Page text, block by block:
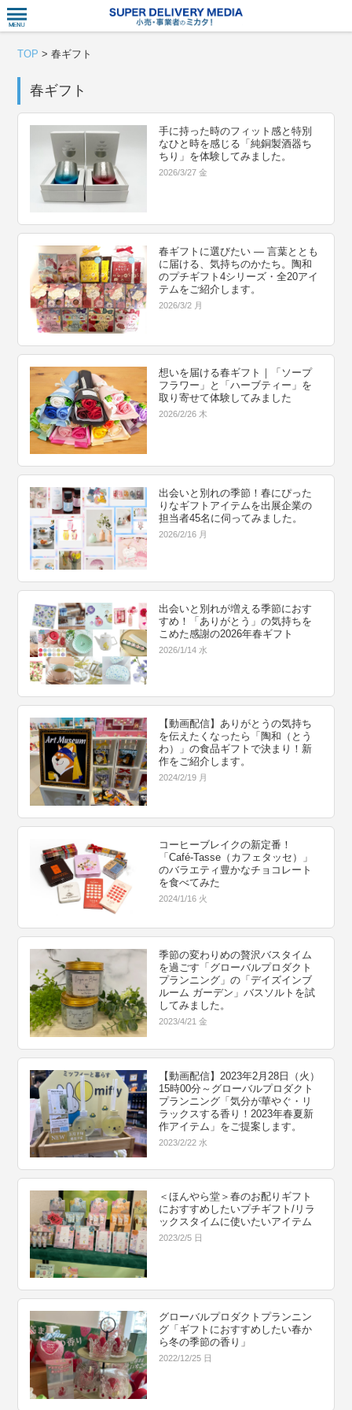
TOP >春ギフト
春ギフト
手に持った時のフィット感と特別
なひと時を感じる「純銅製酒器ち
ちり」を体験してみました。
2026/3/27 金
春ギフトに選びたい ― 言葉ととも
に届ける、気持ちのかたち。陶和
のプチギフト4シリーズ・全20アイ
テムをご紹介します。
2026/3/2 月
想いを届ける春ギフト｜「ソープ
フラワー」と「ハーブティー」を
取り寄せて体験してみました
2026/2/26 木
出会いと別れの季節！春にぴった
りなギフトアイテムを出展企業の
担当者45名に伺ってみました。
2026/2/16 月
出会いと別れが増える季節におす
すめ！「ありがとう」の気持ちを
こめた感謝の2026年春ギフト
2026/1/14 水
【動画配信】ありがとうの気持ち
を伝えたくなったら「陶和（とう
わ）」の食品ギフトで決まり！新
作をご紹介します。
2024/2/19 月
コーヒーブレイクの新定番！
「Café-Tasse（カフェタッセ）」
のバラエティ豊かなチョコレート
を食べてみた
2024/1/16 火
季節の変わりめの贅沢バスタイム
を過ごす「グローバルプロダクト
プランニング」の「デイズインブ
ルーム ガーデン」バスソルトを試
してみました。
2023/4/21 金
【動画配信】2023年2月28日（火）
15時00分～グローバルプロダクト
プランニング「気分が華やぐ・リ
ラックスする香り！2023年春夏新
作アイテム」をご提案します。
2023/2/22 水
＜ほんやら堂＞春のお配りギフト
におすすめしたいプチギフト/リラ
ックスタイムに使いたいアイテム
2023/2/5 日
グローバルプロダクトプランニン
グ「ギフトにおすすめしたい春か
ら冬の季節の香り」
2022/12/25 日